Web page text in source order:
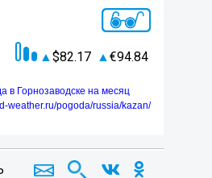
82.17 94.84
в Горнозаводске на месяц
weather.ru/pogoda/russia/kazan/